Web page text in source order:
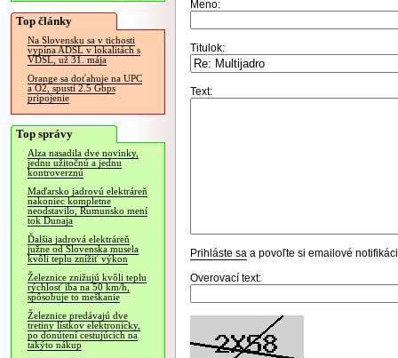
Top články
Na Slovensku sa v tichosti
vypína ADSL v lokalitách s
VDSL, už 31. mája
Orange sa doťahuje na UPC
a O2, spustí 2.5 Gbps
pripojenie
Top správy
Alza nasadila dve novinky,
jednu užitočnú a jednu
kontroverznú
Maďarsko jadrovú elektráreň
nakoniec kompletne
neodstavilo, Rumunsko mení
tok Dunaja
Ďalšia jadrová elektráreň
južne od Slovenska musela
kvôli teplu znížiť výkon
Železnice znižujú kvôli teplu
rýchlosť iba na 50 km/h,
spôsobuje to meškanie
Železnice predávajú dve
tretiny lístkov elektronicky,
po donútení cestujúcich na
takýto nákup
Meno:
Titulok:
Text:
Prihláste sa a povoľte si emailové
Overovací text: